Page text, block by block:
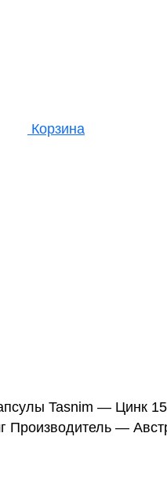
Корзина
Tasnim — Цинк